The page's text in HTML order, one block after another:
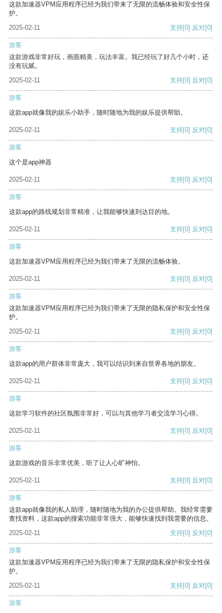
这款加速器VPM应用程序已经为我们带来了无限的流畅体验和安全性保
护。
2025-02-11
支持[0] 反对[0]
游客
这款游戏非常好玩，画面精美，玩法丰富。我已经玩了好几个小时，还
没有玩腻。
2025-02-11
支持[0] 反对[0]
游客
这款app就像我的娱乐小助手，随时随地为我的娱乐提供帮助。
2025-02-11 支持[0] 反对[0]
游客
这个是app神器
2025-02-11 支持[0] 反对[0]
游客
这款app的路线规划非常精准，让我能够快速到达目的地。
2025-02-11 支持[0] 反对[0]
游客
这款加速器VPM应用程序已经为我们带来了无限的流畅体验。
2025-02-11 支持[0] 反对[0]
游客
这款加速器VPM应用程序已经为我们带来了无限的隐私保护和安全性保
护。
2025-02-11
支持[0] 反对[0]
游客
这款app的用户群体非常庞大，我可以结识到来自世界各地的朋友。
2025-02-11 支持[0] 反对[0]
游客
这款学习软件的社区氛围非常好，可以与其他学习者交流学习心得。
2025-02-11 支持[0] 反对[0]
游客
这款游戏的音乐非常优美，听了让人心旷神怡。
2025-02-11 支持[0] 反对[0]
游客
这款app就像我的私人助理，随时随地为我的办公提供帮助。我经常需要
查找资料，这款app的搜索功能非常强大，能够快速找到我需要的信息。
2025-02-11
支持[0] 反对[0]
游客
这款加速器VPM应用程序已经为我们带来了无限的隐私保护和安全性保
护。
2025-02-11
支持[0] 反对[0]
游客